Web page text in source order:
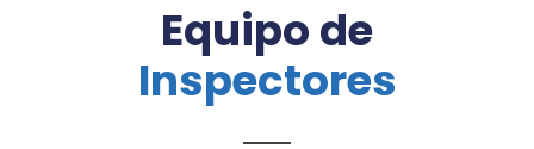
Equipo de
Inspectores